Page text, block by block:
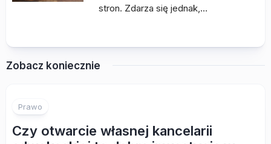
stron. Zdarza się jednak,…
Zobacz koniecznie
Prawo
Czy otwarcie własnej kancelarii